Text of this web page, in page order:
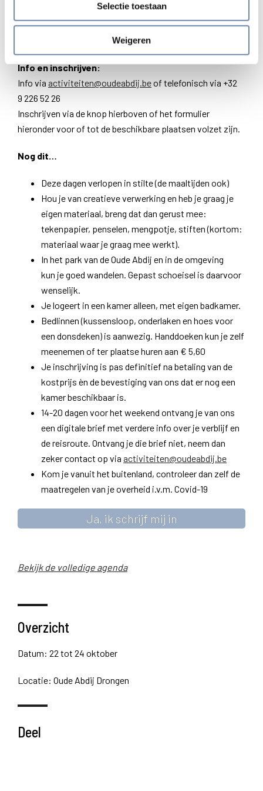
Selectie toestaan
Weigeren
rekeningnummer Oude Abdij Drongen vzw: IBAN BE11
4478 6306 0148 BIC KREDBEBB
Met vermelding: “Avontuur deel 2 + je naam”
Info en inschrijven:
Info via activiteiten@oudeabdij.beof telefonisch via +32
9 226 52 26
Inschrijven via de knop hierboven of het formulier
hieronder voor of tot de beschikbare plaatsen volzet zijn.
Nog dit…
Deze dagen verlopen in stilte (de maaltijden ook)
Hou je van creatieve verwerking en heb je graag je
eigen materiaal, breng dat dan gerust mee:
tekenpapier, penselen, mengpotje, stiften (kortom:
materiaal waar je graag mee werkt).
In het park van de Oude Abdij en in de omgeving
kun je goed wandelen. Gepast schoeisel is daarvoor
wenselijk.
Je logeert in een kamer alleen, met eigen badkamer.​
Bedlinnen (kussensloop, onderlaken en hoes voor
een donsdeken) is aanwezig. Handdoeken kun je zelf
meenemen of ter plaatse huren aan € 5,60
Je inschrijving is pas definitief na betaling van de
kostprijs èn de bevestiging van ons dat er nog een
kamer beschikbaar is.
14-20 dagen voor het weekend ontvang je van ons
een digitale brief met verdere info over je verblijf en
de reisroute. Ontvang je die brief niet, neem dan
zeker contact op via activiteiten@oudeabdij.be
Kom je vanuit het buitenland, controleer dan zelf de
maatregelen van je overheid i.v.m. Covid-19
Ja, ik schrijf mij in
Bekijk de volledige agenda
Overzicht
Datum: 22 tot 24 oktober
Locatie: Oude Abdij Drongen
Deel